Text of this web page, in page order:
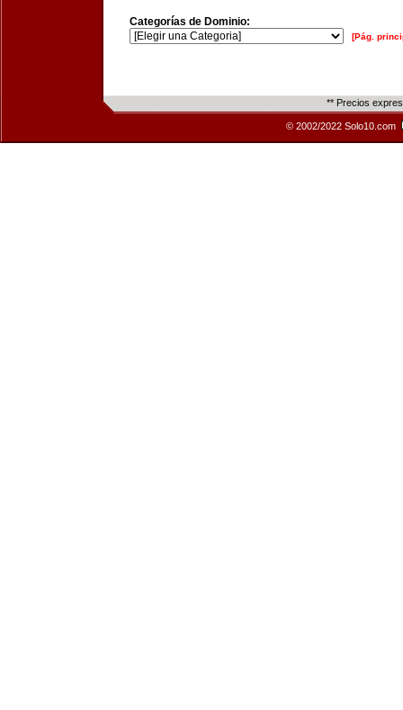
Categorías de Dominio:
[Pág.
** Precios
© 2002/2022 Solo10.com